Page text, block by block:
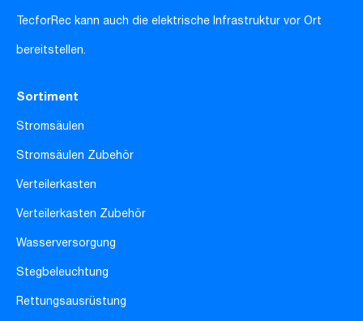
TecforRec kann auch die elektrische Infrastruktur vor Ort
bereitstellen.
Sortiment
Stromsäulen
Stromsäulen Zubehör
Verteilerkasten
Verteilerkasten Zubehör
Wasserversorgung
Stegbeleuchtung
Rettungsausrüstung